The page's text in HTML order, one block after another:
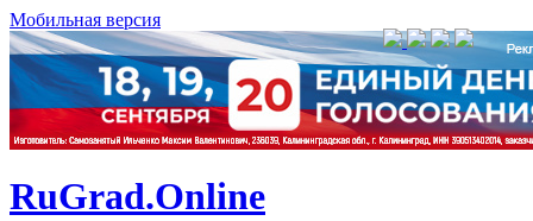
Мобильная версия
RuGrad.Online